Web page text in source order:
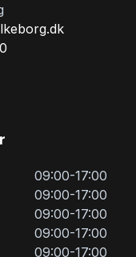
09:00-17:00
09:00-17:00
09:00-17:00
09:00-17:00
09:00-17:00